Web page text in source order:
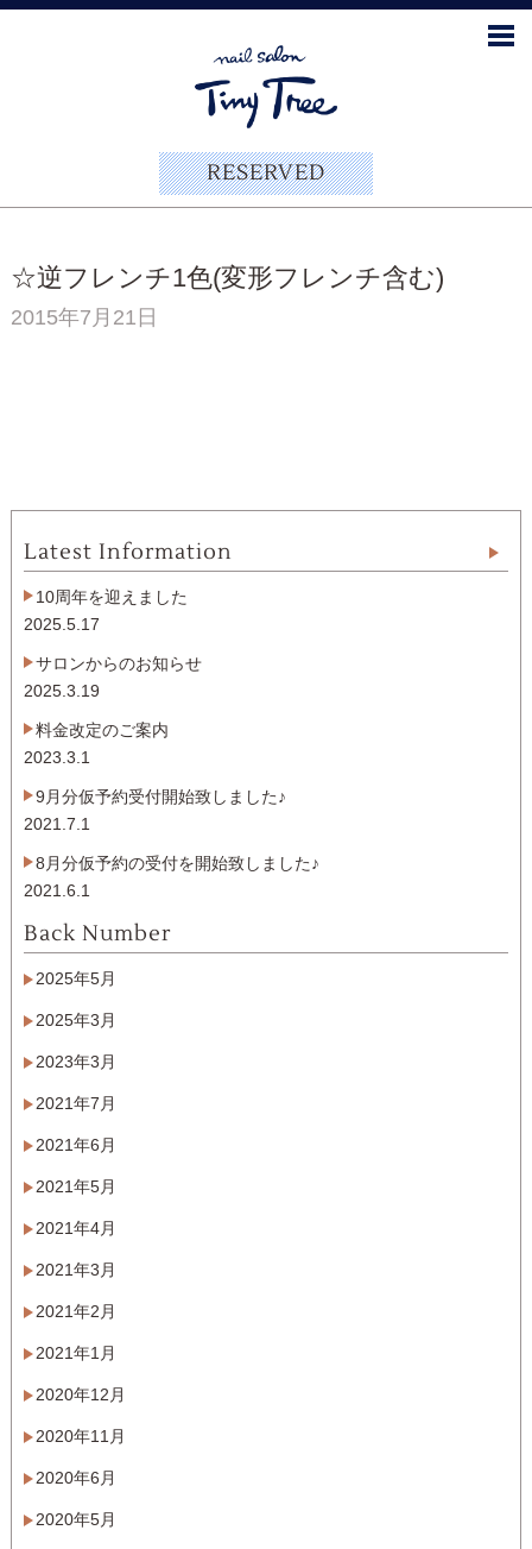
RESERVED
☆逆フレンチ1色(変形フレンチ含む)
2015年7月21日
Latest Information
10周年を迎えました
2025.5.17
サロンからのお知らせ
2025.3.19
料金改定のご案内
2023.3.1
9月分仮予約受付開始致しました♪
2021.7.1
8月分仮予約の受付を開始致しました♪
2021.6.1
Back Number
2025年5月
2025年3月
2023年3月
2021年7月
2021年6月
2021年5月
2021年4月
2021年3月
2021年2月
2021年1月
2020年12月
2020年11月
2020年6月
2020年5月